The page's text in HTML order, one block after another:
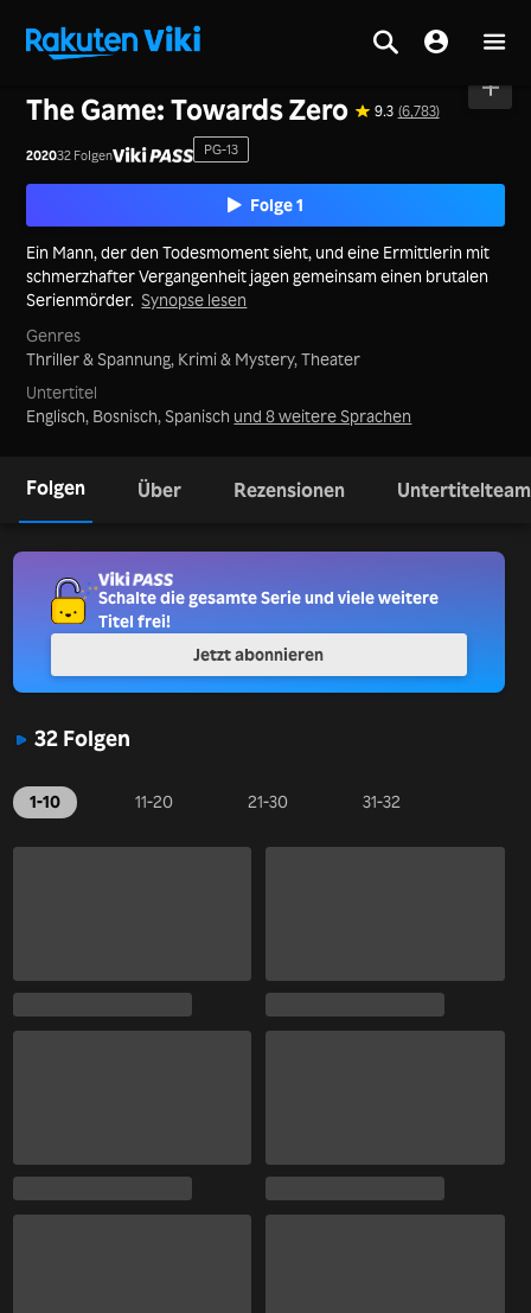
The Game: Towards Zero 9.3 (6,783)
202032 Folgen PG-13
Folge 1
Ein Mann, der den Todesmoment sieht, und eine Ermittlerin mit
schmerzhafter Vergangenheit jagen gemeinsam einen brutalen
Serienmörder. Synopse lesen
Genres
Thriller & Spannung, Krimi & Mystery,Theater
Untertitel
Englisch, Bosnisch, Spanisch und 8 weitere Sprachen
Folgen Über Rezensionen Untertitelteam
32 Folgen
1-10 11-20 21-30 31-32
Schalte die gesamte Serie und viele weitere
Titel frei!
Jetzt abonnieren